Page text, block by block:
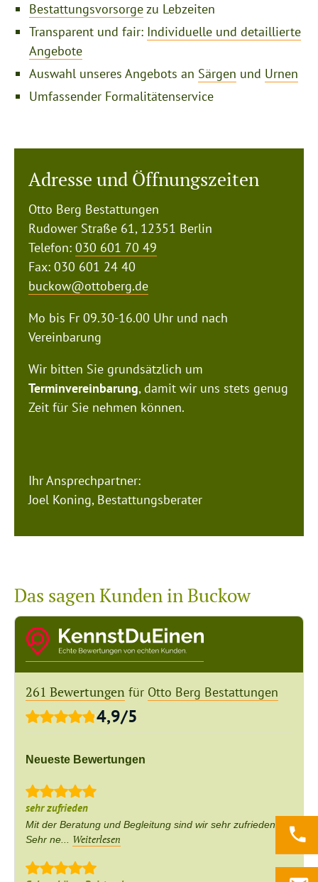
Bestattungsvorsorgezu Lebzeiten
Transparent und fair: Individuelle und detaillierte
Angebote
Auswahl unseres Angebots an Särgen und Urnen
Umfassender Formalitätenservice
Adresse und Öffnungszeiten
Otto Berg Bestattungen
Rudower Straße 61, 12351 Berlin
Telefon: 030 601 70 49
Fax: 030 601 24 40
buckow@ottoberg.de
Mo bis Fr 09.30-16.00 Uhr und nach
Vereinbarung
Wir bitten Sie grundsätzlich um
Terminvereinbarung, damit wir uns stets genug
Zeit für Sie nehmen können.
Ihr Ansprechpartner:
Joel Koning, Bestattungsberater
Das sagen Kunden in Buckow
261 Bewertungen für Otto Berg Bestattungen
4,9/5
Neueste Bewertungen
sehr zufrieden
Mit der Beratung und Begleitung sind wir sehr zufrieden.
Sehr ne... Weiterlesen